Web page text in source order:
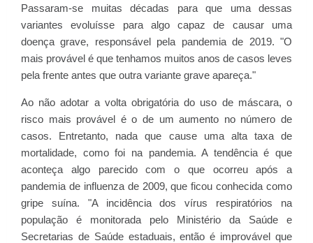
Passaram-se muitas décadas para que uma dessas
variantes evoluísse para algo capaz de causar uma
doença grave, responsável pela pandemia de 2019. "O
mais provável é que tenhamos muitos anos de casos leves
pela frente antes que outra variante grave apareça."
Ao não adotar a volta obrigatória do uso de máscara, o
risco mais provável é o de um aumento no número de
casos. Entretanto, nada que cause uma alta taxa de
mortalidade, como foi na pandemia. A tendência é que
aconteça algo parecido com o que ocorreu após a
pandemia de influenza de 2009, que ficou conhecida como
gripe suína. "A incidência dos vírus respiratórios na
população é monitorada pelo Ministério da Saúde e
Secretarias de Saúde estaduais, então é improvável que